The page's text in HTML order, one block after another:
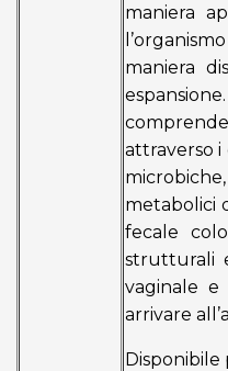
maniera
maniera
attraverso i
metabolici
fecale
strutturali
vaginale
arrivare
Disponibile